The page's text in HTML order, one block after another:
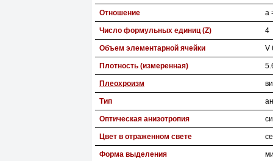
Отношение a
Число формульных единиц (Z) 4
Объем элементарной ячейки V
Плотность (измеренная)
Плеохроизм
Тип
Оптическая анизотропия
Цвет в отраженном свете
Форма выделения